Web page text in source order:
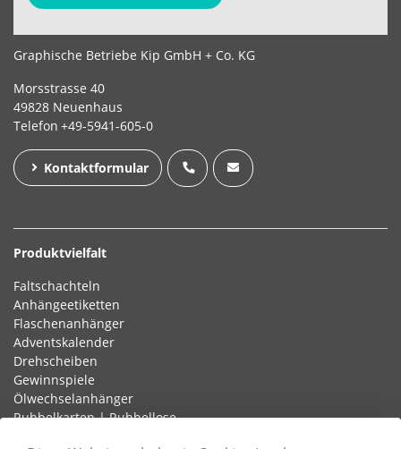
Graphische Betriebe Kip GmbH + Co. KG
Morsstrasse 40
49828 Neuenhaus
Telefon +49-5941-605-0
Kontaktformular
Produktvielfalt
Faltschachteln
Anhängeetiketten
Flaschenanhänger
Adventskalender
Drehscheiben
Gewinnspiele
Ölwechselanhänger
Rubbelkarten | Rubbellose